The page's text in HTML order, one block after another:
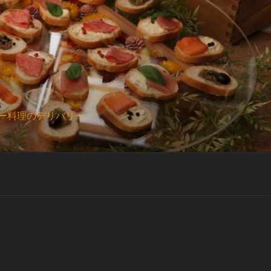
料理のデリバリー